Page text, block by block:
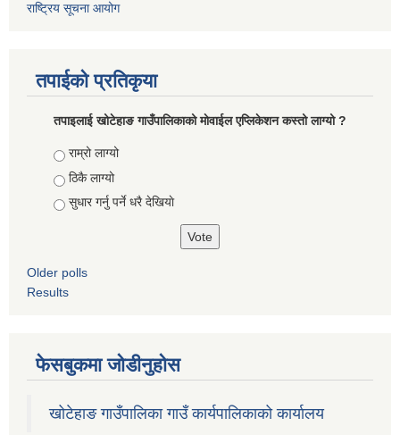
राष्ट्रिय सूचना आयोग
तपाईको प्रतिकृया
तपाइलाई खोटेहाङ गाउँपालिकाको माेवाईल एप्लिकेशन कस्तो लाग्यो ?
Choices
राम्रो लाग्यो
ठिकै लाग्यो
सुधार गर्नु पर्ने धरै देखियाे
Older polls
Results
फेसबुकमा जोडीनुहोस
खोटेहाङ गाउँपालिका गाउँ कार्यपालिकाको कार्यालय